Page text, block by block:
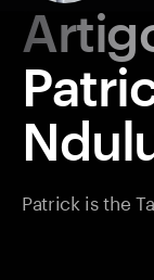
Patrick is the